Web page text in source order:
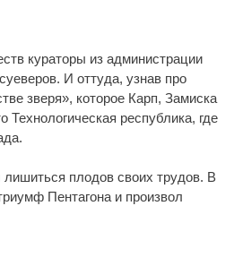
кураторы из администрации
И оттуда, узнав про
зверя», которое Карп, Замиска
республика, где
лишиться плодов своих трудов. В
Пентагона и произвол